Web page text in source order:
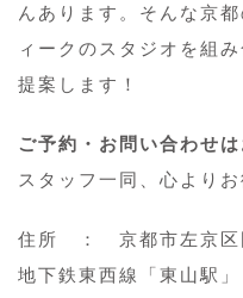
んあります。そんな京
ィークのスタジオを組
提案します！
ご予約・お問い合わせは
スタッフ一同、心より
住所 ： 京都市左京区
地下鉄東西線「東山駅